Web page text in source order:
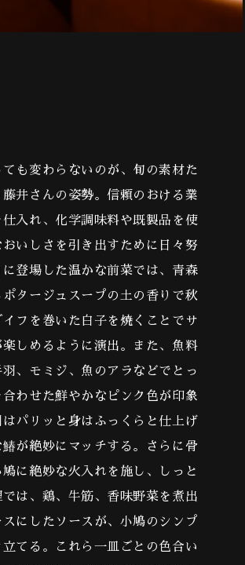
も変わらないのが、旬の素材た
井さんの姿勢。信頼のおける業
入れ、化学調味料や既製品を使
いしさを引き出すために日々努
登場した温かな前菜では、青森
タージュスープの土の香りで秋
フを巻いた白子を焼くことでサ
しめるように演出。また、魚料
、モミジ、魚のアラなどでとっ
わせた鮮やかなピンク色が印象
パリッと身はふっくらと仕上げ
が絶妙にマッチする。さらに骨
に絶妙な火入れを施し、しっと
では、鶏、牛筋、香味野菜を煮出
にしたソースが、小鳩のシンプ
てる。これら一皿ごとの色合い